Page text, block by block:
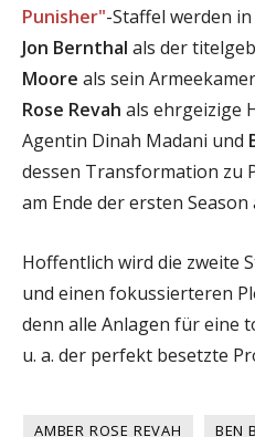
Punisher"-Staffel werden
Jon Bernthal als der
Moore als sein
Rose Revah als ehrgeizige
Agentin Dinah Madani und
dessen Transformation zu
am Ende der ersten
Hoffentlich wird die zweite
und einen fokussierteren
denn alle Anlagen für eine
u. a. der perfekt besetzte
AMBER ROSE REVAH BEN